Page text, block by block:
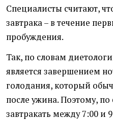
Специалисты считают,
завтрака – в течение
пробуждения.
Так, по словам
является завершением
голодания, который
после ужина. Поэтому,
завтракать между 7:00 и